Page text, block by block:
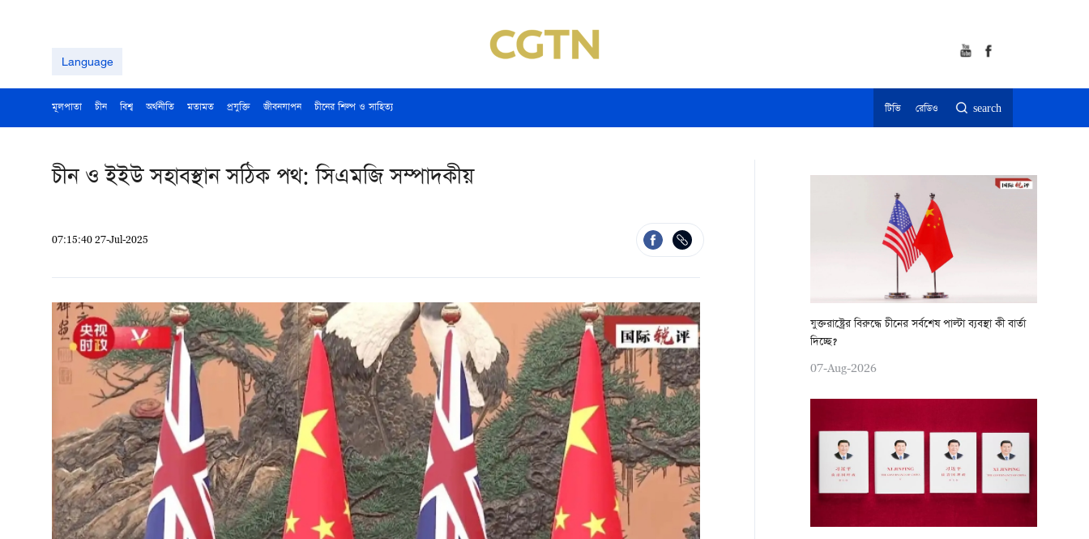
Language
মূলপাতা চীন বিশ্ব অর্থনীতি মতামত প্রযুক্তি জীবনযাপন চীনের শিল্প ও সাহিত্য টিভি রেডিও search
চীন ও ইইউ সহাবস্থান সঠিক পথ: সিএমজি সম্পাদকীয়
07:15:40 27-Jul-2025
যুক্তরাষ্ট্রের বিরুদ্ধে চীনের সর্বশেষ পাল্টা ব্যবস্থা কী বার্তা
দিচ্ছে?
07-Aug-2026